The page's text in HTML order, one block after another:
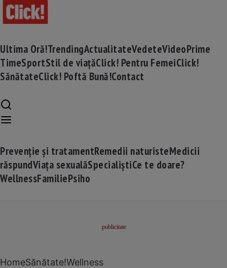
Ultima Oră!TrendingActualitateVedeteVideoPrime
TimeSportStil de viațăClick! Pentru FemeiClick!
SănătateClick! Poftă Bună!Contact
Prevenție și tratamentRemedii naturisteMedicii
răspundViața sexualăSpecialiștiCe te doare?
WellnessFamiliePsiho
HomeSănătate!Wellness